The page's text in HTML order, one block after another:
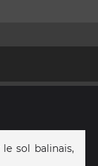
sol balinais,